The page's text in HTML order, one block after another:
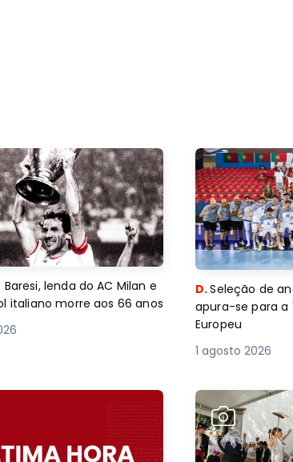
Baresi, lenda do AC Milan e
italiano morre aos 66 anos
D.Seleção de
apura-se para a
Europeu
1 agosto 2026